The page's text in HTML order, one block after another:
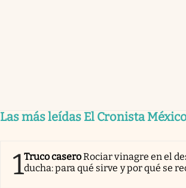
Las más leídas El Cronista
1Truco caseroRociar vinagre en el
ducha: para qué sirve y por qué se